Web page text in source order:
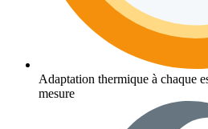
Adaptation thermique à chaque
mesure